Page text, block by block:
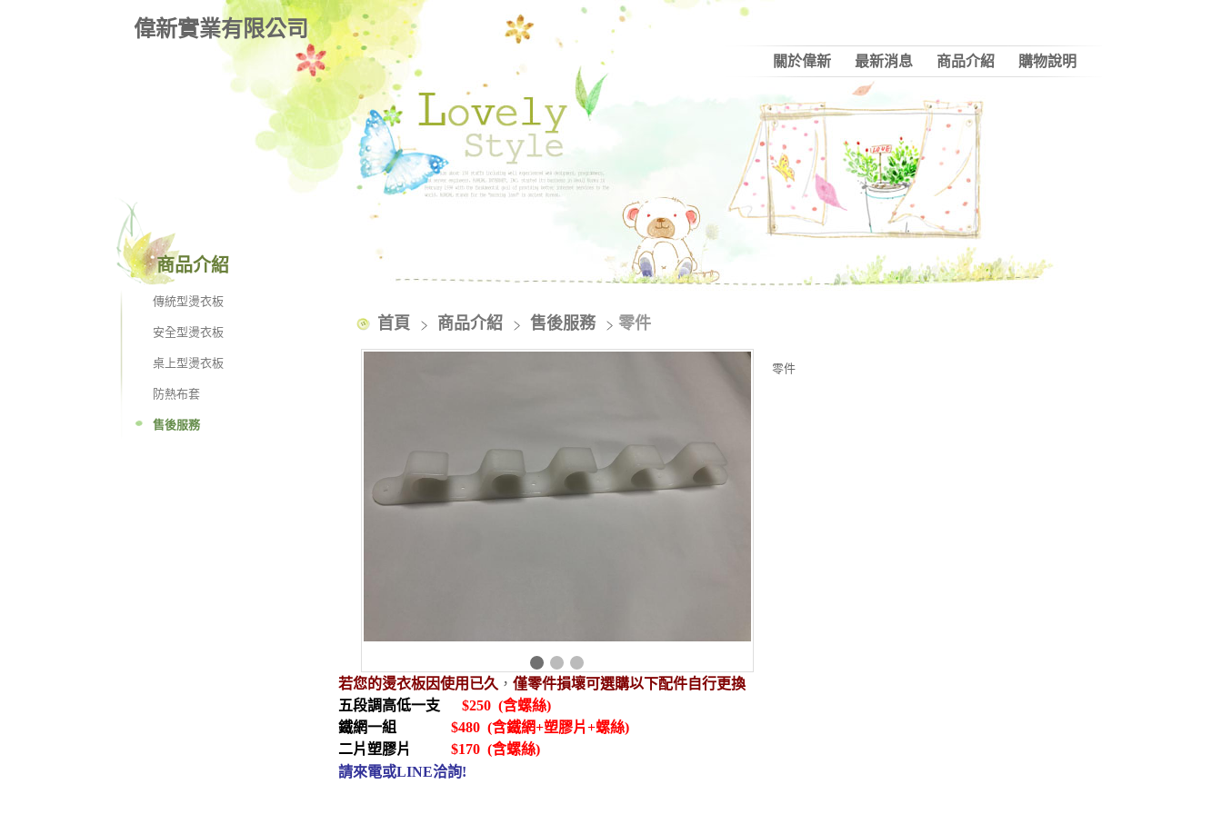
偉新實業有限公司
關於偉新 最新消息 商品介紹 購物說明
商品介紹
傳統型燙衣板
安全型燙衣板
桌上型燙衣板
防熱布套
售後服務
首頁 商品介紹 售後服務 零件
零件
若您的燙衣板因使用已久 ， 僅零件損壞可選購以下配件自行更換
五段調高低一支
$250 (含螺絲)
鐵網一組
$480 (含鐵網+塑膠片+螺絲)
二片塑膠片
$170 (含螺絲)
請來電或LINE洽詢!